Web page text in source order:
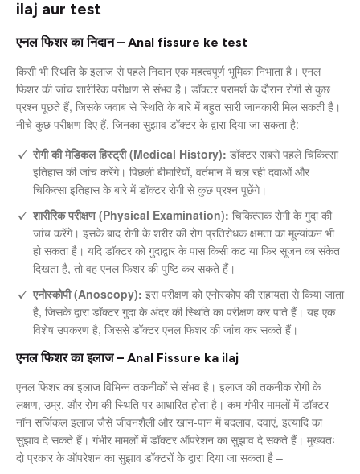
ilaj aur test
एनल फिशर का निदान – Anal fissure ke test
किसी भी स्थिति के इलाज से पहले निदान एक महत्वपूर्ण भूमिका निभाता है। एनल
फिशर की जांच शारीरिक परीक्षण से संभव है। डॉक्टर परामर्श के दौरान रोगी से कुछ
प्रश्न पूछते हैं, जिसके जवाब से स्थिति के बारे में बहुत सारी जानकारी मिल सकती है।
नीचे कुछ परीक्षण दिए हैं, जिनका सुझाव डॉक्टर के द्वारा दिया जा सकता है:
रोगी की मेडिकल हिस्ट्री (Medical History): डॉक्टर सबसे पहले चिकित्सा
इतिहास की जांच करेंगे। पिछली बीमारियों, वर्तमान में चल रही दवाओं और
चिकित्सा इतिहास के बारे में डॉक्टर रोगी से कुछ प्रश्न पूछेंगे।
शारीरिक परीक्षण (Physical Examination): चिकित्सक रोगी के गुदा की
जांच करेंगे। इसके बाद रोगी के शरीर की रोग प्रतिरोधक क्षमता का मूल्यांकन भी
हो सकता है। यदि डॉक्टर को गुदाद्वार के पास किसी कट या फिर सूजन का संकेत
दिखता है, तो वह एनल फिशर की पुष्टि कर सकते हैं।
एनोस्कोपी (Anoscopy): इस परीक्षण को एनोस्कोप की सहायता से किया जाता
है, जिसके द्वारा डॉक्टर गुदा के अंदर की स्थिति का परीक्षण कर पाते हैं। यह एक
विशेष उपकरण है, जिससे डॉक्टर एनल फिशर की जांच कर सकते हैं।
एनल फिशर का इलाज – Anal Fissure ka ilaj
एनल फिशर का इलाज विभिन्न तकनीकों से संभव है। इलाज की तकनीक रोगी के
लक्षण, उम्र, और रोग की स्थिति पर आधारित होता है। कम गंभीर मामलों में डॉक्टर
नॉन सर्जिकल इलाज जैसे जीवनशैली और खान-पान में बदलाव, दवाएं, इत्यादि का
सुझाव दे सकते हैं। गंभीर मामलों में डॉक्टर ऑपरेशन का सुझाव दे सकते हैं। मुख्यतः
दो प्रकार के ऑपरेशन का सुझाव डॉक्टरों के द्वारा दिया जा सकता है –